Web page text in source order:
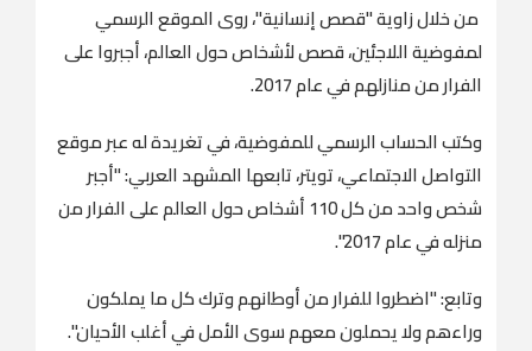
من خلال زاوية "قصص إنسانية"، روى الموقع الرسمي
لمفوضية اللاجئين، قصص لأشخاص حول العالم، أجبروا على
الفرار من منازلهم في عام 2017.
وكتب الحساب الرسمي للمفوضية، في تغريدة له عبر موقع
التواصل الاجتماعي، تويتر، تابعها المشهد العربي: "أجبر
شخص واحد من كل 110 أشخاص حول العالم على الفرار من
منزله في عام 2017".
وتابع: "اضطروا للفرار من أوطانهم وترك كل ما يملكون
وراءهم ولا يحملون معهم سوى الأمل في أغلب الأحيان".